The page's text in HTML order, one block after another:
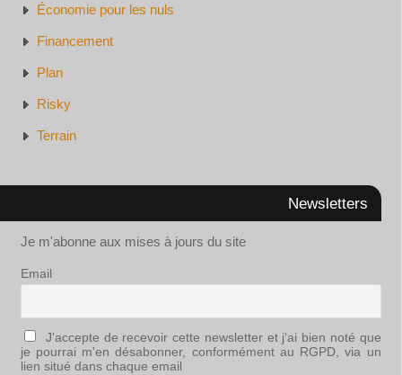
Économie pour les nuls
Financement
Plan
Risky
Terrain
Newsletters
Je m'abonne aux mises à jours du site
Email
J'accepte de recevoir cette newsletter et j'ai bien noté que
je pourrai m'en désabonner, conformément au RGPD, via un
lien situé dans chaque email